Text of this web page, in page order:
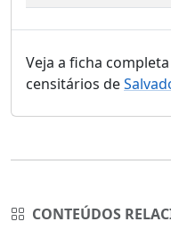
Veja a ficha
censitários de
CONTEÚDOS